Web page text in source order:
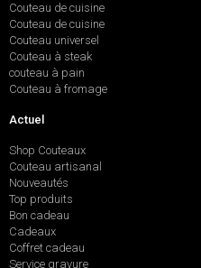
Couteau de cuisine
Couteau de cuisine
Couteau universel
Couteau à steak
couteau à pain
Couteau à fromage
Actuel
Shop Couteaux
Couteau artisanal
Nouveautés
Top produits
Bon cadeau
Cadeaux
Coffret cadeau
Service gravure